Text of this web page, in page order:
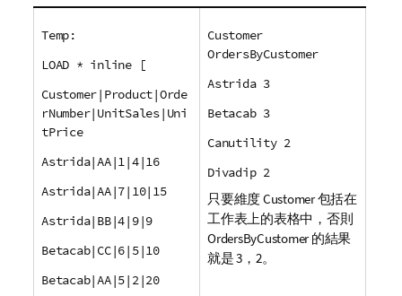
Temp:
LOAD * inline [
Customer|Product|Orde
rNumber|UnitSales|Uni
tPrice
Astrida|AA|1|4|16
Astrida|AA|7|10|15
Astrida|BB|4|9|9
Betacab|CC|6|5|10
Betacab|AA|5|2|20
Customer
OrdersByCustomer
Astrida 3
Betacab 3
Canutility 2
Divadip 2
只要維度Customer包括在
工作表上的表格中，否則
OrdersByCustomer的結果
就是 3，2。